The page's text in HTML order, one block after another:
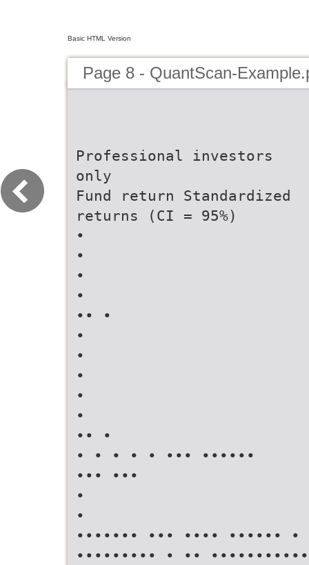
Basic HTML Version
Page 8 - QuantScan-
Professional investors
only
Fund return Standardized
returns (CI = 95%)
•
•
•
•
•• •
•
•
•
•
•
•• •
• • • • • ••• ••••••
••• •••
•
•
••••••• ••• •••• ••••••
••••••••• • ••